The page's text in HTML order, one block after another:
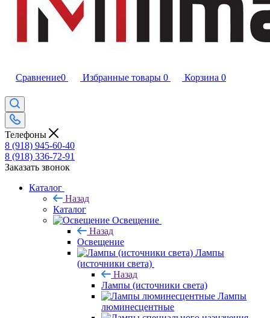
Сравнение0 Избранные товары 0 Корзина 0
Телефоны
8 (918) 945-60-40
8 (918) 336-72-91
Заказать звонок
Каталог
Назад
Каталог
Освещение
Назад
Освещение
Лампы
(источники света)
Назад
Лампы (источники света)
Лампы
люминесцентные